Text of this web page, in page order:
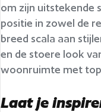
om zijn uitstekende
positie in zowel de
breed scala aan
en de stoere look
woonruimte met
Laat je